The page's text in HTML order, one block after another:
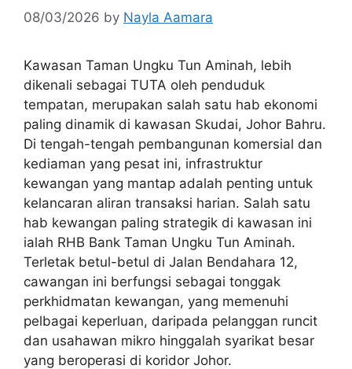
08/03/2026 by Nayla Aamara
Kawasan Taman Ungku Tun Aminah, lebih
dikenali sebagai TUTA oleh penduduk
tempatan, merupakan salah satu hab ekonomi
paling dinamik di kawasan Skudai, Johor Bahru.
Di tengah-tengah pembangunan komersial dan
kediaman yang pesat ini, infrastruktur
kewangan yang mantap adalah penting untuk
kelancaran aliran transaksi harian. Salah satu
hab kewangan paling strategik di kawasan ini
ialah RHB Bank Taman Ungku Tun Aminah.
Terletak betul-betul di Jalan Bendahara 12,
cawangan ini berfungsi sebagai tonggak
perkhidmatan kewangan, yang memenuhi
pelbagai keperluan, daripada pelanggan runcit
dan usahawan mikro hinggalah syarikat besar
yang beroperasi di koridor Johor.